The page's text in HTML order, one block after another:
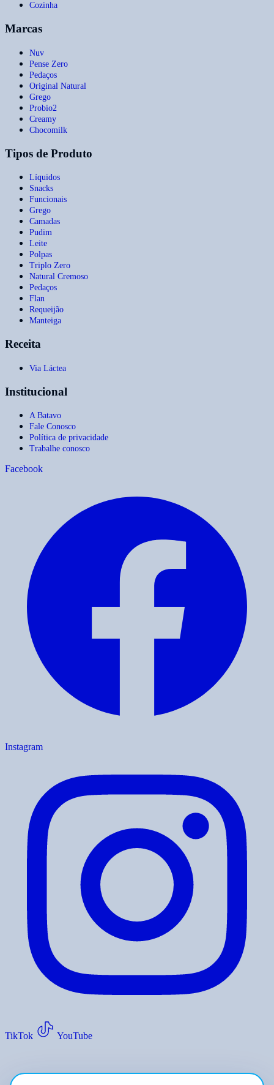
Cozinha
Marcas
Nuv
Pense Zero
Pedaços
Original Natural
Grego
Probio2
Creamy
Chocomilk
Tipos de Produto
Líquidos
Snacks
Funcionais
Grego
Camadas
Pudim
Leite
Polpas
Triplo Zero
Natural Cremoso
Pedaços
Flan
Requeijão
Manteiga
Receita
Via Láctea
Institucional
A Batavo
Fale Conosco
Política de privacidade
Trabalhe conosco
Facebook
Instagram
TikTok YouTube